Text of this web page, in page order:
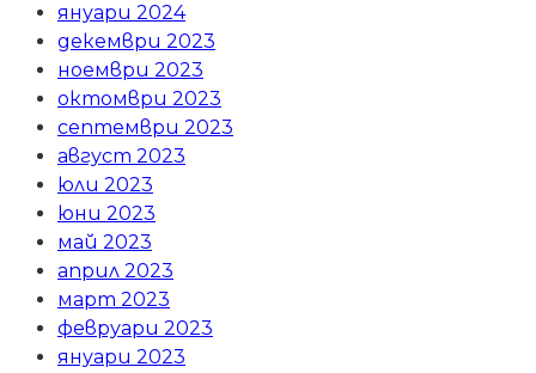
януари 2024
декември 2023
ноември 2023
октомври 2023
септември 2023
август 2023
юли 2023
юни 2023
май 2023
април 2023
март 2023
февруари 2023
януари 2023